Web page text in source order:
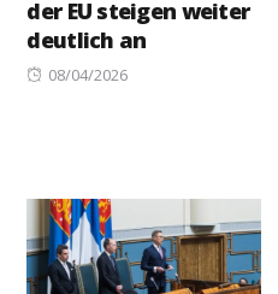
der EU steigen weiter
deutlich an
Posted
08/04/2026